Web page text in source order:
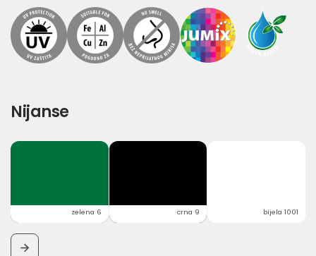
Nijanse
zelena 6 crna 9 bijela 1001